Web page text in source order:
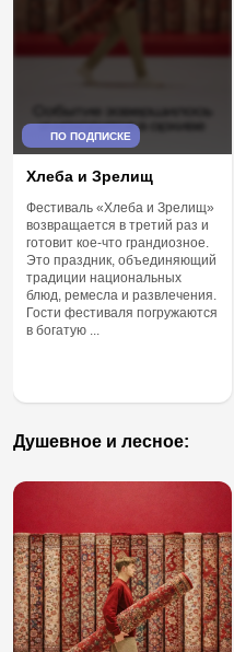
ПО ПОДПИСКЕ
Хлеба и Зрелищ
Фестиваль «Хлеба и Зрелищ»
возвращается в третий раз и
готовит кое-что грандиозное.
Это праздник, объединяющий
традиции национальных
блюд, ремесла и развлечения.
Гости фестиваля погружаются
в богатую ...
Душевное и лесное: